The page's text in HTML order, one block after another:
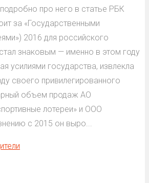
про него в статье РБК
за «Государственными
2016 для российского
знаковым — именно в этом году
усилиями государства, извлекла
своего привилегированного
объем продаж АО
лотереи» и ООО
с 2015 он выро...